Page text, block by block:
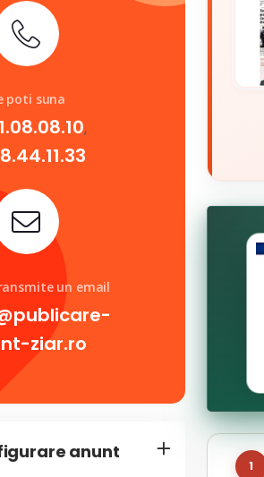
poti suna
,
un email
ziar.ro
anunt
1